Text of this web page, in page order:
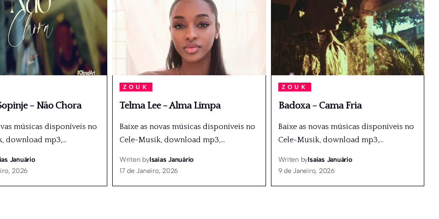
– Não Chora
músicas disponíveis no
download mp3,…
Januário
2026
ZOUK
Telma Lee – Alma Limpa
Baixe as novas músicas disponíveis no
Cele-Musik, download mp3,…
Writen byIsaías Januário
17 de Janeiro, 2026
ZOUK
Badoxa – Cama Fria
Baixe as novas músicas disponíveis no
Cele-Musik, download mp3,…
Writen byIsaías Januário
9 de Janeiro, 2026